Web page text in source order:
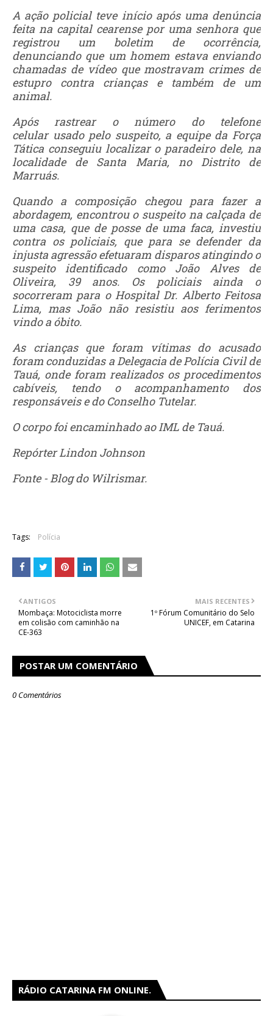
A ação policial teve início após uma denúncia
feita na capital cearense por uma senhora que
registrou um boletim de ocorrência,
denunciando que um homem estava enviando
chamadas de vídeo que mostravam crimes de
estupro contra crianças e também de um
animal.
Após rastrear o número do telefone
celular usado pelo suspeito, a equipe da Força
Tática conseguiu localizar o paradeiro dele, na
localidade de Santa Maria, no Distrito de
Marruás.
Quando a composição chegou para fazer a
abordagem, encontrou o suspeito na calçada de
uma casa, que de posse de uma faca, investiu
contra os policiais, que para se defender da
injusta agressão efetuaram disparos atingindo o
suspeito identificado como João Alves de
Oliveira, 39 anos. Os policiais ainda o
socorreram para o Hospital Dr. Alberto Feitosa
Lima, mas João não resistiu aos ferimentos
vindo a óbito.
As crianças que foram vítimas do acusado
foram conduzidas a Delegacia de Polícia Civil de
Tauá, onde foram realizados os procedimentos
cabíveis, tendo o acompanhamento dos
responsáveis e do Conselho Tutelar.
O corpo foi encaminhado ao IML de Tauá.
Repórter Lindon Johnson
Fonte - Blog do Wilrismar.
Tags: Polícia
MAIS RECENTES
1º Fórum Comunitário do Selo
UNICEF, em Catarina
ANTIGOS
Mombaça: Motociclista morre
em colisão com caminhão na
CE-363
POSTAR UM COMENTÁRIO
0 Comentários
RÁDIO CATARINA FM ONLINE.